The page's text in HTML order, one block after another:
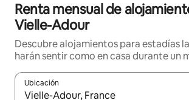
Renta mensual de
Vielle-Adour
Descubre alojamientos para estadías
harán sentir como en casa durante un
Ubicación
Cuando los resultados estén disponibles,